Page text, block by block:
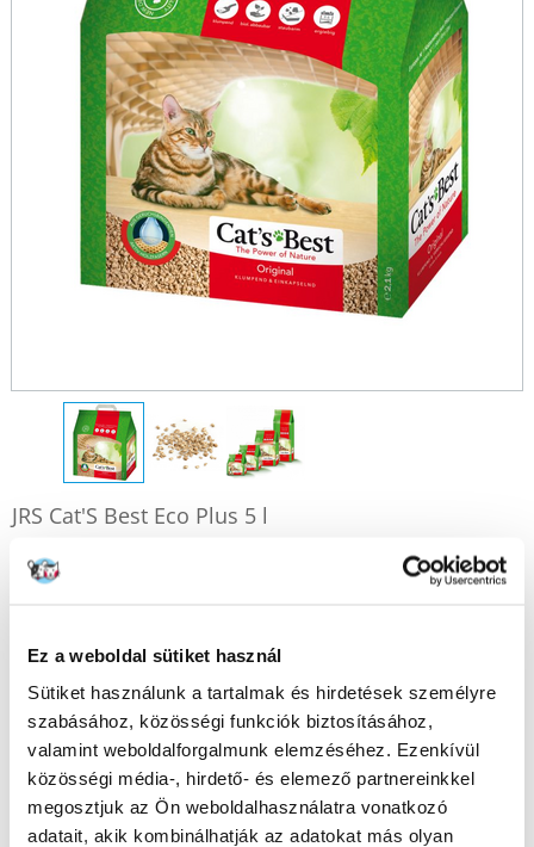
Ez a weboldal sütiket használ
Sütiket használunk a tartalmak és hirdetések személyre
szabásához, közösségi funkciók biztosításához,
valamint weboldalforgalmunk elemzéséhez. Ezenkívül
közösségi média-, hirdető- és elemező partnereinkkel
megosztjuk az Ön weboldalhasználatra vonatkozó
adatait, akik kombinálhatják az adatokat más olyan
JRS Cat'S Best Eco Plus 5 l
Gyártó:
1889Ft (377.80 Ft / l)
KÜLDÉS 48 ÓRÁN BELÜL
Képek ügyfeleinkrőlTovábbi képek megtekintése
Leírás